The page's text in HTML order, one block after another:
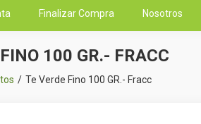
Finalizar Compra Nosotros
100 GR.- FRACC
Te Verde Fino 100 GR.- Fracc